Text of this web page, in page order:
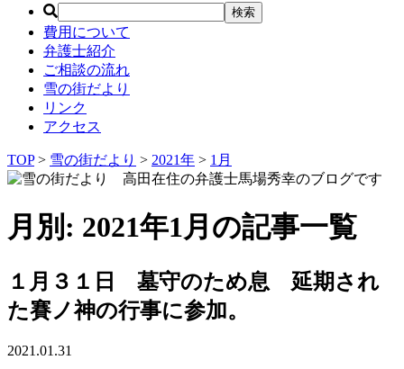
費用について
弁護士紹介
ご相談の流れ
雪の街だより
リンク
アクセス
TOP> 雪の街だより > 2021年 > 1月
月別: 2021年1月の記事一覧
１月３１日 墓守のため息 延期され
た賽ノ神の行事に参加。
2021.01.31